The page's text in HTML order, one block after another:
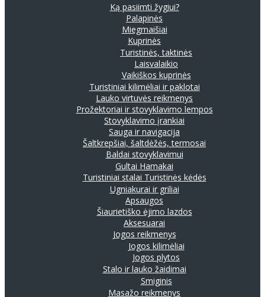
Ką pasiimti žygiui?
Palapinės
Miegmaišiai
Kuprinės
Turistinės, taktinės
Laisvalaikio
Vaikiškos kuprinės
Turistiniai kilimėliai ir paklotai
Lauko virtuvės reikmenys
Prožektoriai ir stovyklavimo lempos
Stovyklavimo įrankiai
Sauga ir navigacija
Šaltkrepšiai, šaltdėžės, termosai
Baldai stovyklavimui
Gultai Hamakai
Turistiniai stalai Turistinės kėdės
Ugniakurai ir griliai
Apsaugos
Šiaurietiško ėjimo lazdos
Aksesuarai
Jogos reikmenys
Jogos kilimėliai
Jogos plytos
Stalo ir lauko žaidimai
Smiginis
Masažo reikmenys